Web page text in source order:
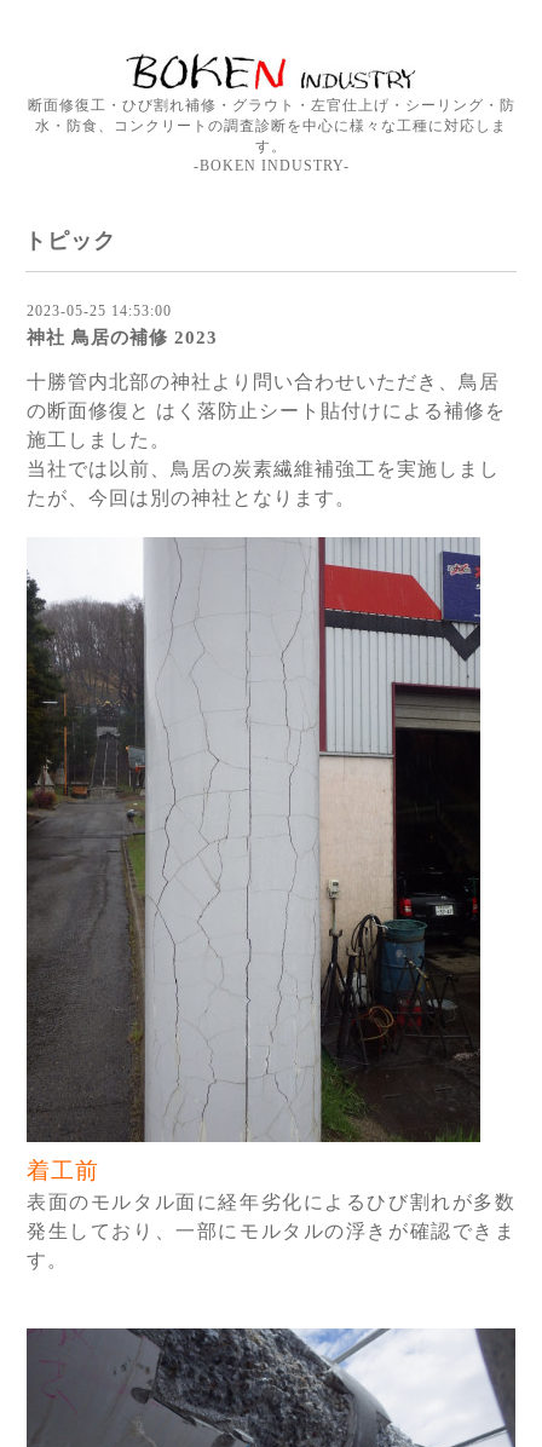
断面修復工・ひび割れ補修・グラウト・左官仕上げ・シーリング・防
水・防食、コンクリートの調査診断を中心に様々な工種に対応しま
す。
-BOKEN INDUSTRY-
トピック
2023-05-25 14:53:00
神社 鳥居の補修 2023
十勝管内北部の神社より問い合わせいただき、鳥居
の断面修復と はく落防止シート貼付けによる補修を
施工しました。
当社では以前、鳥居の炭素繊維補強工を実施しまし
たが、今回は別の神社となります。
着工前
表面のモルタル面に経年劣化によるひび割れが多数
発生しており、一部にモルタルの浮きが確認できま
す。